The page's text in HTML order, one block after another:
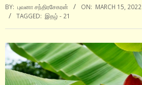
BY: புவனா சந்திரசேகரன் ON: MARCH 15, 2022
TAGGED: இதழ் - 21